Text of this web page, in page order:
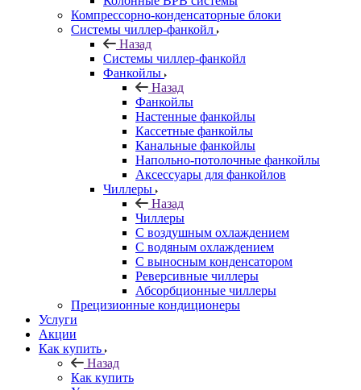
Компрессорно-конденсаторные блоки
Системы чиллер-фанкойл
Назад
Системы чиллер-фанкойл
Фанкойлы
Назад
Фанкойлы
Настенные фанкойлы
Кассетные фанкойлы
Канальные фанкойлы
Напольно-потолочные фанкойлы
Аксессуары для фанкойлов
Чиллеры
Назад
Чиллеры
С воздушным охлаждением
С водяным охлаждением
С выносным конденсатором
Реверсивные чиллеры
Абсорбционные чиллеры
Прецизионные кондиционеры
Услуги
Акции
Как купить
Назад
Как купить